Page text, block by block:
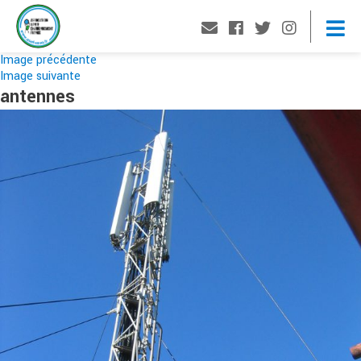
Image précédente
Image suivante
antennes